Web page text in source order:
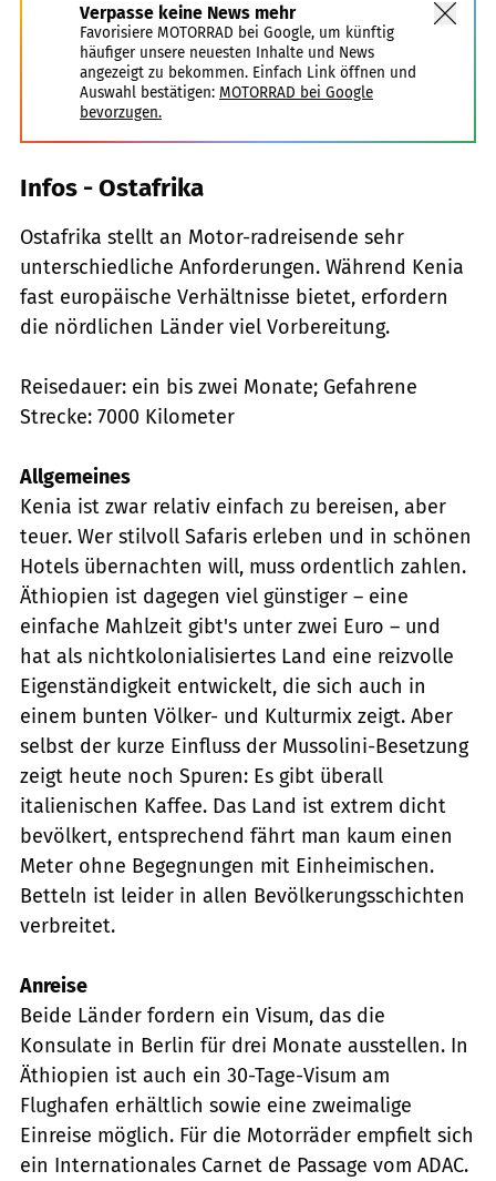
Verpasse keine News mehr
Favorisiere MOTORRAD bei Google, um künftig
häufiger unsere neuesten Inhalte und News
angezeigt zu bekommen. Einfach Link öffnen und
Auswahl bestätigen: MOTORRAD bei Google
bevorzugen.
Infos - Ostafrika
Ostafrika stellt an Motor-radreisende sehr
unterschiedliche Anforderungen. Während Kenia
fast europäische Verhältnisse bietet, erfordern
die nördlichen Länder viel Vorbereitung.
Reisedauer: ein bis zwei Monate; Gefahrene
Strecke: 7000 Kilometer
Allgemeines
Kenia ist zwar relativ einfach zu bereisen, aber
teuer. Wer stilvoll Safaris erleben und in schönen
Hotels übernachten will, muss ordentlich zahlen.
Äthiopien ist dagegen viel günstiger – eine
einfache Mahlzeit gibt's unter zwei Euro – und
hat als nichtkolonialisiertes Land eine reizvolle
Eigenständigkeit entwickelt, die sich auch in
einem bunten Völker- und Kulturmix zeigt. Aber
selbst der kurze Einfluss der Mussolini-Besetzung
zeigt heute noch Spuren: Es gibt überall
italienischen Kaffee. Das Land ist extrem dicht
bevölkert, entsprechend fährt man kaum einen
Meter ohne Begegnungen mit Einheimischen.
Betteln ist leider in allen Bevölkerungsschichten
verbreitet.
Anreise
Beide Länder fordern ein Visum, das die
Konsulate in Berlin für drei Monate ausstellen. In
Äthiopien ist auch ein 30-Tage-Visum am
Flughafen erhältlich sowie eine zweimalige
Einreise möglich. Für die Motorräder empfielt sich
ein Internationales Carnet de Passage vom ADAC.